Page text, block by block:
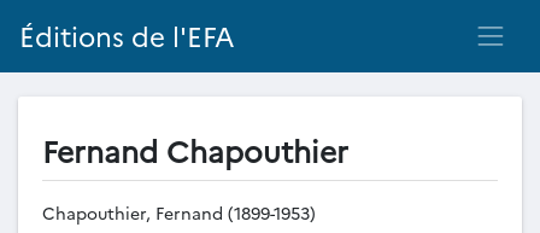
Éditions de l'EFA
Fernand Chapouthier
Chapouthier, Fernand (1899-1953)